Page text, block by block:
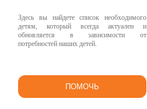
Здесь вы найдете список необходимого
детям, который всегда актуален и
обновляется в зависимости от
потребностей наших детей.
ПОМОЧЬ